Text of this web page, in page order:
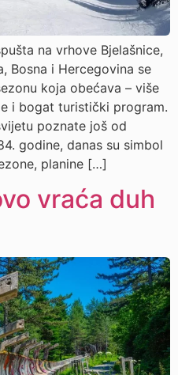
na vrhove Bjelašnice,
Bosna i Hercegovina se
koja obećava – više
i bogat turistički program.
poznate još od
godine, danas su simbol
planine […]
vraća duh